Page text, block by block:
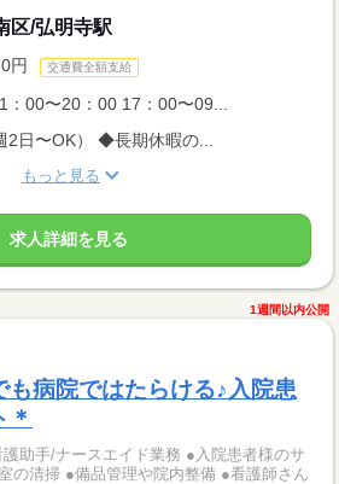
区/弘明寺駅
円 交通費全額支給
00〜20：00 17：00〜09...
日〜OK） ◆長期休暇の...
もっと見る
求人詳細を見る
1週間以内公開
も病院ではたらける♪入院患
ースエイド業務 ●入院患者様のサ
の清掃 ●備品管理や院内整備 ●看護師さん